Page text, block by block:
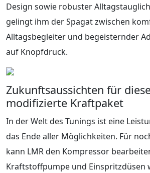
Design sowie robuster
gelingt ihm der Spagat zwischen
Alltagsbegleiter und begeisternder
auf Knopfdruck.
Zukunftsaussichten für
modifizierte Kraftpaket
In der Welt des Tunings ist eine
das Ende aller Möglichkeiten. Für
kann LMR den Kompressor
Kraftstoffpumpe und Einspritzdüsen